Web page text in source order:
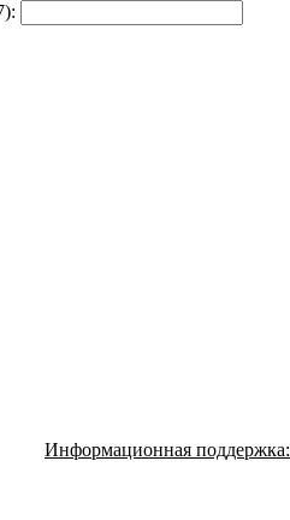
Информационная поддержка: